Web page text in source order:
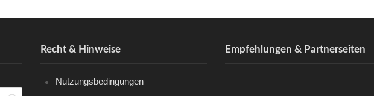
Recht & Hinweise
Nutzungsbedingungen
Empfehlungen & Partnerseiten